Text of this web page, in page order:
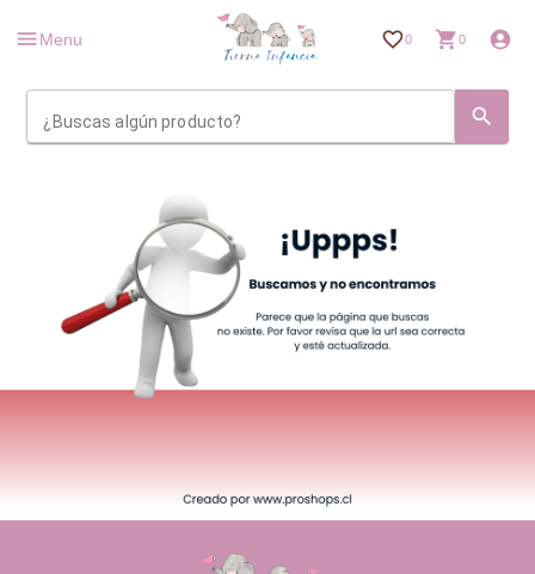
Menu 0 0
¿Buscas algún producto?